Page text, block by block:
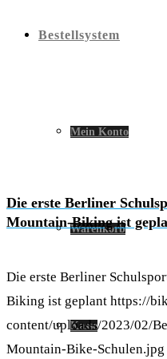
Bestellsystem
Mein Konto
Warenkorb
Kasse
Die erste Berliner
Mountain-Biking ist
Die erste Berliner
Biking ist geplant https://
content/uploads/2023/02/
Mountain-Bike-Schulen.jpg